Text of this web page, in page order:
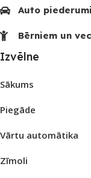
Auto piederumi
Bērniem un
Izvēlne
Sākums
Piegāde
Vārtu automātika
Zīmoli